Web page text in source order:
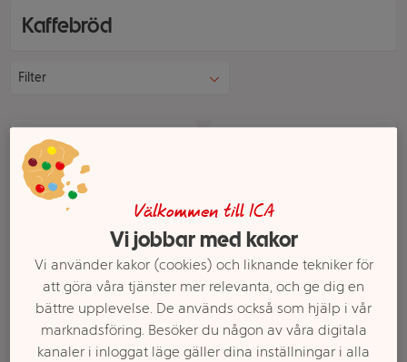
Kaffebröd
Filter
Pepparkakor
Knäckkulor 120g
Göteborgs Kex
Sommarmuffins 200g
Hägges
Välkommen till ICA
Vi jobbar med kakor
Vi använder kakor (cookies) och liknande tekniker för
att göra våra tjänster mer relevanta, och ge dig en
bättre upplevelse. De används också som hjälp i vår
marknadsföring. Besöker du någon av våra digitala
kanaler i inloggat läge gäller dina inställningar i alla